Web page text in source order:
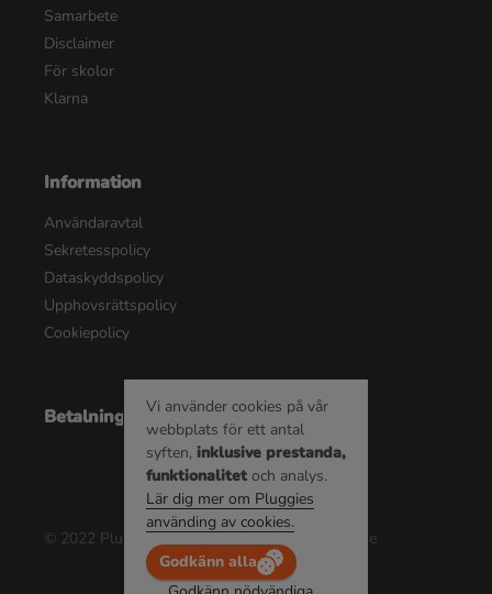
Samarbete
Disclaimer
För skolor
Klarna
Information
Användaravtal
Sekretesspolicy
Dataskyddspolicy
Upphovsrättspolicy
Cookiepolicy
Betalningsalternativ
© 2022 Pluggie AB | Alla rättigheter reserverade
Vi använder cookies på vår
webbplats för ett antal
syften, inklusive prestanda,
funktionalitet och analys.
Lär dig mer om Pluggies
använding av cookies.
Godkänn alla